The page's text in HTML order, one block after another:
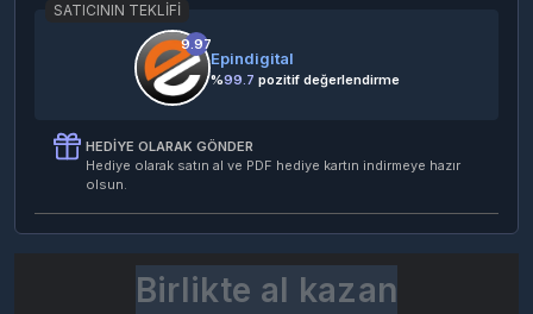
SATICININ TEKLIFI
9.97
Epindigital
%99.7 pozitif değerlendirme
HEDIYE OLARAK GÖNDER
Hediye olarak satın al ve PDF hediye kartın indirmeye hazır
olsun.
Birlikte al kazan